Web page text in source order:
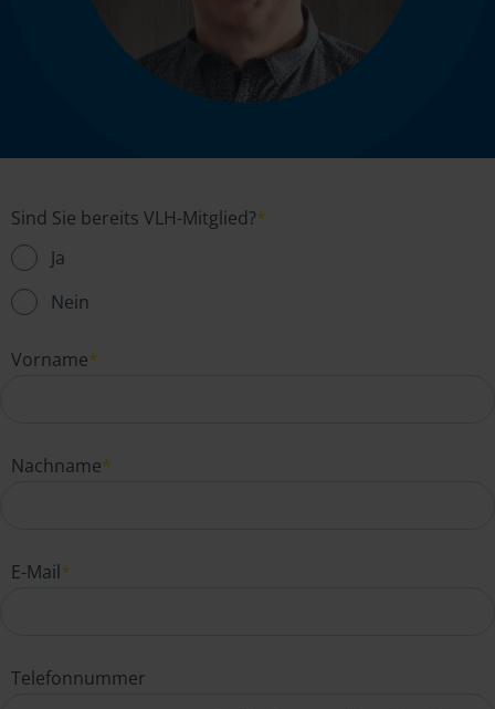
Sind Sie bereits VLH-Mitglied?*
Ja
Nein
Vorname*
Nachname*
E-Mail*
Telefonnummer